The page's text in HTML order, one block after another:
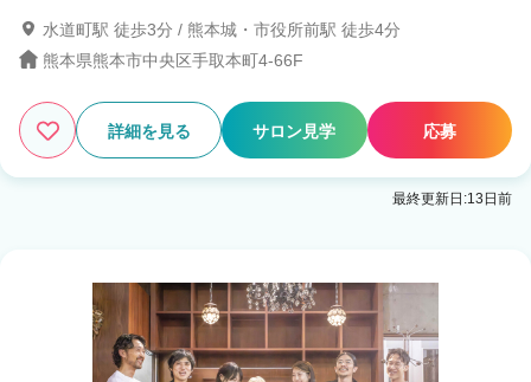
水道町駅 徒歩3分 / 熊本城・市役所前駅 徒歩4分
熊本県熊本市中央区手取本町4-66F
詳細を見る サロン見学 応募
最終更新日:13日前